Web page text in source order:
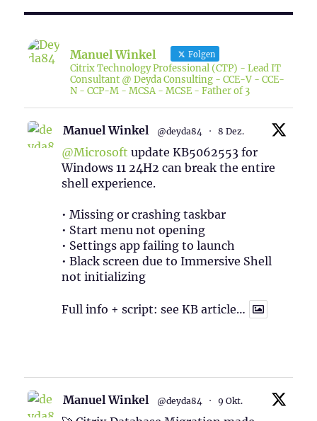
Manuel Winkel Folgen
Citrix Technology Professional (CTP) - Lead IT
Consultant @ Deyda Consulting - CCE-V - CCE-
N - CCP-M - MCSA - MCSE - Father of 3
Manuel Winkel @deyda84 · 8 Dez.
@Microsoft update KB5062553 for
Windows 11 24H2 can break the entire
shell experience.
• Missing or crashing taskbar
• Start menu not opening
• Settings app failing to launch
• Black screen due to Immersive Shell
not initializing
Full info + script: see KB article…
Manuel Winkel @deyda84 · 9 Okt.